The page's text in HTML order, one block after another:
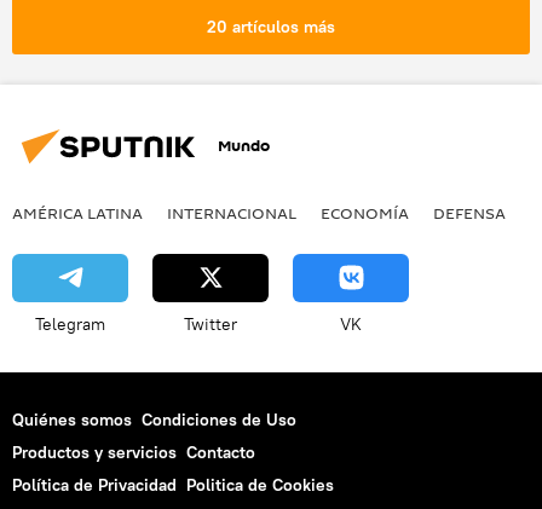
📰 Conflicto en el este de Ucrania (2014-2022)
noticias
20 artículos más
Mundo
AMÉRICA LATINA INTERNACIONAL ECONOMÍA DEFENSA
Telegram Twitter VK
Quiénes somos Condiciones de Uso
Productos y servicios Contacto
Política de Privacidad Politica de Cookies